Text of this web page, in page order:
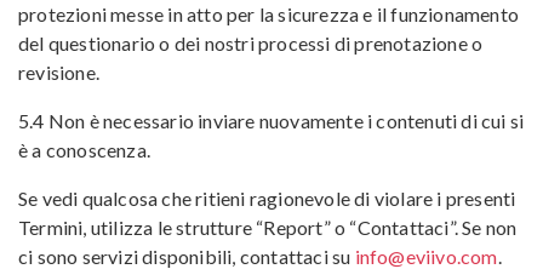
protezioni messe in atto per la sicurezza e il funzionamento
del questionario o dei nostri processi di prenotazione o
revisione.
5.4 Non è necessario inviare nuovamente i contenuti di cui si
è a conoscenza.
Se vedi qualcosa che ritieni ragionevole di violare i presenti
Termini, utilizza le strutture “Report” o “Contattaci”. Se non
ci sono servizi disponibili, contattaci su info@eviivo.com.